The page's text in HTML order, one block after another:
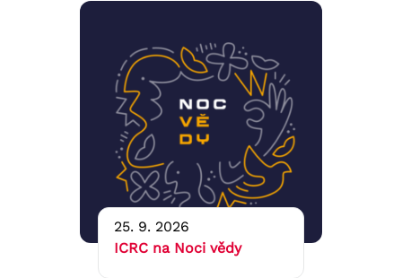
25. 9. 2026
ICRC na Noci vědy